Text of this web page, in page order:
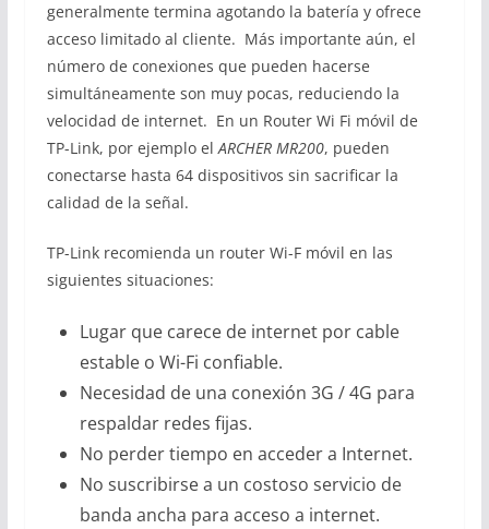
generalmente termina agotando la batería y ofrece
acceso limitado al cliente. Más importante aún, el
número de conexiones que pueden hacerse
simultáneamente son muy pocas, reduciendo la
velocidad de internet. En un Router Wi Fi móvil de
TP-Link, por ejemplo elARCHER MR200, pueden
conectarse hasta 64 dispositivos sin sacrificar la
calidad de la señal.
TP-Link recomienda un router Wi-F móvil en las
siguientes situaciones:
Lugar que carece de internet por cable
estable o Wi-Fi confiable.
Necesidad de una conexión 3G / 4G para
respaldar redes fijas.
No perder tiempo en acceder a Internet.
No suscribirse a un costoso servicio de
banda ancha para acceso a internet.